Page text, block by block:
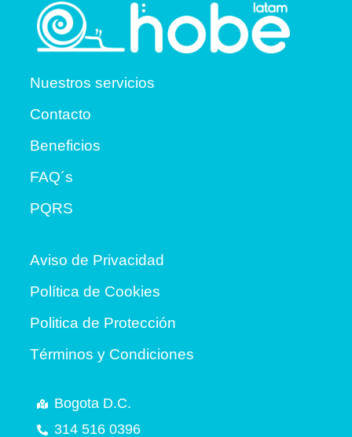
Nuestros servicios
Contacto
Beneficios
FAQ´s
PQRS
Aviso de Privacidad
Política de Cookies
Politica de Protección
Términos y Condiciones
Bogota D.C.
314 516 0396